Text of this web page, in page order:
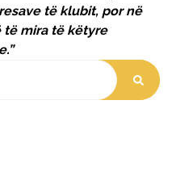
të klubit, por në
të mira të këtyre